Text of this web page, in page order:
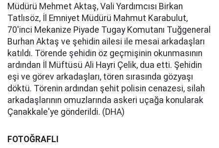
Müdürü Mehmet Aktaş, Vali Yardımcısı Birkan
Tatlısöz, İl Emniyet Müdürü Mahmut Karabulut,
70'inci Mekanize Piyade Tugay Komutanı Tuğgeneral
Burhan Aktaş ve şehidin ailesi ile mesai arkadaşları
katıldı. Törende şehidin öz geçmişinin okunmasının
ardından İl Müftüsü Ali Hayri Çelik, dua etti. Şehidin
eşi ve görev arkadaşları, tören sırasında gözyaşı
döktü. Törenin ardından şehit polisin cenazesi, silah
arkadaşlarının omuzlarında askeri uçağa konularak
Çanakkale'ye gönderildi. (DHA)
FOTOĞRAFLI